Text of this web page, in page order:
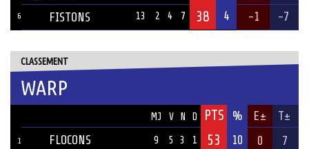
6 FISTONS 13 2 4 7 38 4 -1 -7
CLASSEMENT
WARP
MJ V N D PTS % E± T±
1 FLOCONS 9 5 3 1 53 10 0 7